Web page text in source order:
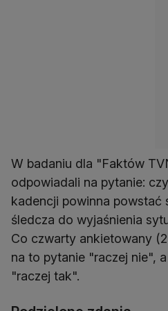
W badaniu dla "Faktów
odpowiadali na pytanie:
kadencji powinna powstać
śledcza do wyjaśnienia
Co czwarty ankietowany
na to pytanie "raczej nie",
"raczej tak".